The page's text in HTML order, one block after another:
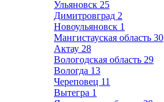
Ульяновск 25
Димитровград 2
Новоульяновск 1
Мангистауская область 30
Актау 28
Вологодская область 29
Вологда 13
Череповец 11
Вытегра 1